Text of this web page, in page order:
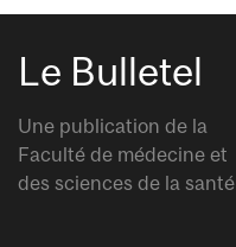
Le Bulletel
Une publication de la
Faculté de médecine et
des sciences de la santé